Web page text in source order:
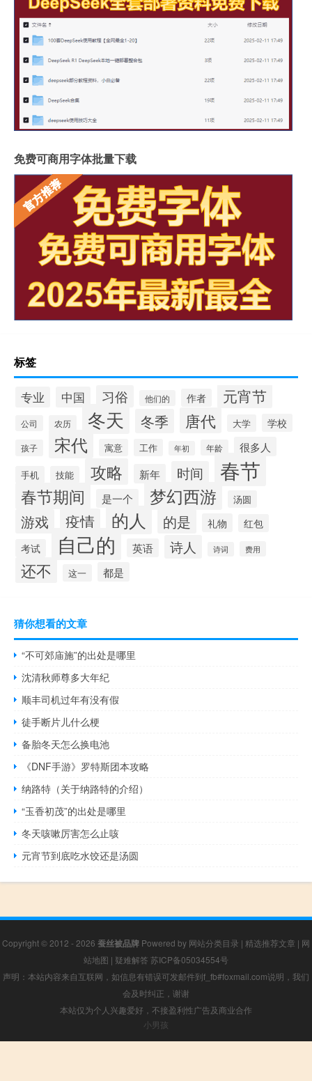
免费可商用字体批量下载
标签
专业 中国 习俗 他们的 作者 元宵节
公司 农历 冬天 冬季 唐代 大学 学校
孩子 宋代 寓意 工作 年初 年龄 很多人
手机 技能 攻略 新年 时间 春节
春节期间 是一个 梦幻西游 汤圆
游戏 疫情 的人 的是 礼物
红包
考试
自己的 英语 诗人 诗词 费用
还不 这一 都是
猜你想看的文章
“不可郊庙施”的出处是哪里
沈清秋师尊多大年纪
顺丰司机过年有没有假
徒手断片儿什么梗
备胎冬天怎么换电池
《DNF手游》罗特斯团本攻略
纳路特（关于纳路特的介绍）
“玉香初茂”的出处是哪里
冬天咳嗽厉害怎么止咳
元宵节到底吃水饺还是汤圆
Copyright © 2012 - 2026 蚕丝被品牌 Powered by 网站分类目录 | 精选推荐文章 | 网
站地图 | 疑难解答 苏ICP备05034554号
声明：本站内容来自互联网，如信息有错误可发邮件到f_fb#foxmail.com说明，我们
会及时纠正，谢谢
本站仅为个人兴趣爱好，不接盈利性广告及商业合作
小男孩